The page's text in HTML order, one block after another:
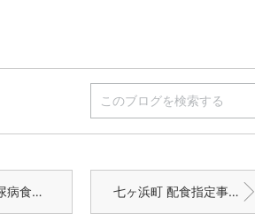
パックおかず」 七ヶ浜町 配食指定事業者「愛さんさん宅食」の宅配弁当